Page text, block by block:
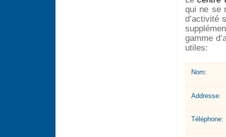
qui ne se
d’activité
gamme
utiles:
Nom:
Addresse:
Téléphone: